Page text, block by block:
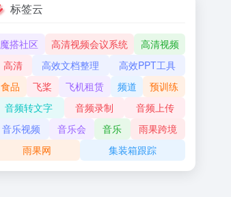
标签云
魔搭社区 高清视频会议系统
高清视频
高清
高效文档整理
高效PPT工具
食品
飞桨 飞机租赁 频道
预训练
音频转文字
音频录制
音频上传
音乐视频
音乐会 音乐
雨果跨境
雨果网
集装箱跟踪